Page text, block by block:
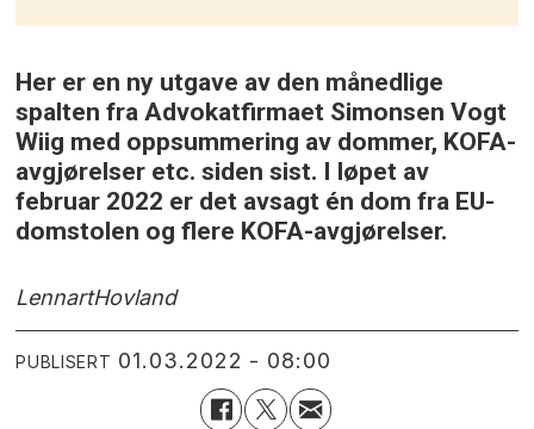
Her er en ny utgave av den månedlige
spalten fra Advokatfirmaet Simonsen Vogt
Wiig med oppsummering av dommer, KOFA-
avgjørelser etc. siden sist. I løpet av
februar 2022 er det avsagt én dom fra EU-
domstolen og flere KOFA-avgjørelser.
LennartHovland
PUBLISERT 01.03.2022 - 08:00